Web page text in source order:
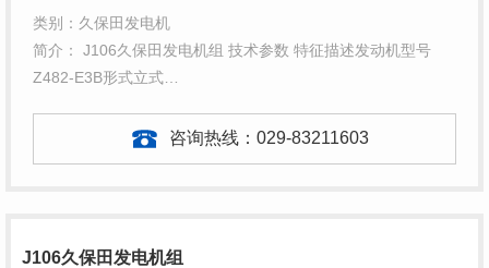
类别：久保田发电机
简介： J106久保田发电机组 技术参数 特征描述发动机型号
Z482-E3B形式立式…
咨询热线： 029-83211603
J106久保田发电机组